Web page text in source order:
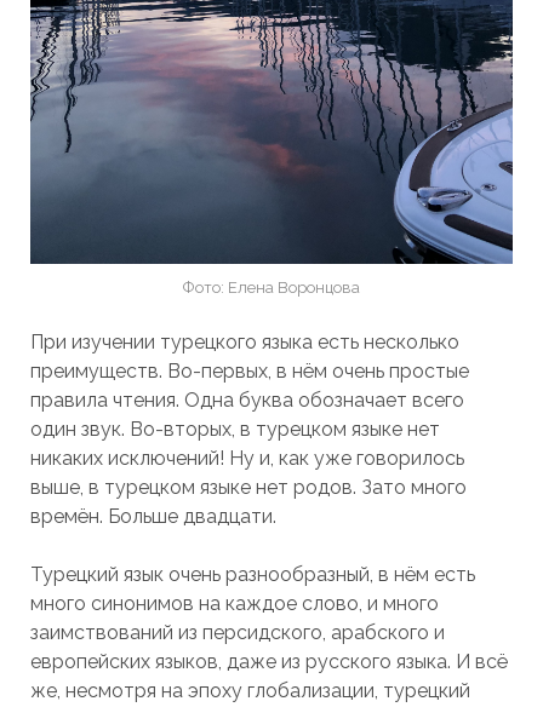
Фото: Елена Воронцова
При изучении турецкого языка есть несколько
преимуществ. Во-первых, в нём очень простые
правила чтения. Одна буква обозначает всего
один звук. Во-вторых, в турецком языке нет
никаких исключений! Ну и, как уже говорилось
выше, в турецком языке нет родов. Зато много
времён. Больше двадцати.
Турецкий язык очень разнообразный, в нём есть
много синонимов на каждое слово, и много
заимствований из персидского, арабского и
европейских языков, даже из русского языка. И всё
же, несмотря на эпоху глобализации, турецкий